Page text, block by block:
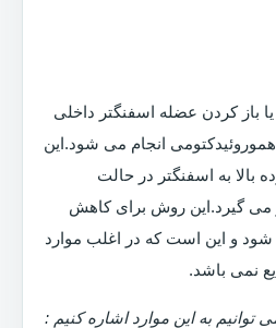
باز کردن عضله اسفنگتر داخلی
هموروئیدکتومی انجام می شود.این
بالا به اسفنگتر در حالت
می گیرد.این روش برای کاهش
و این است که در اغلب موارد
نمی باشد.
به این موارد اشاره کنیم :